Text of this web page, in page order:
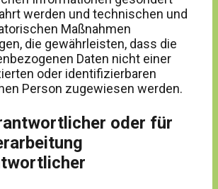
werden und technischen und
Maßnahmen
die gewährleisten, dass die
Daten nicht einer
oder identifizierbaren
Person zugewiesen werden.
oder für